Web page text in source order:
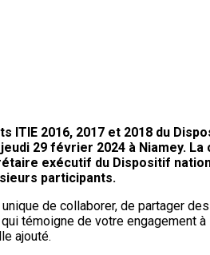
2016, 2017 et 2018 du
29 février 2024 à Niamey.
exécutif du Dispositif
participants.
de collaborer, de partager
témoigne de votre engagement
ajouté.